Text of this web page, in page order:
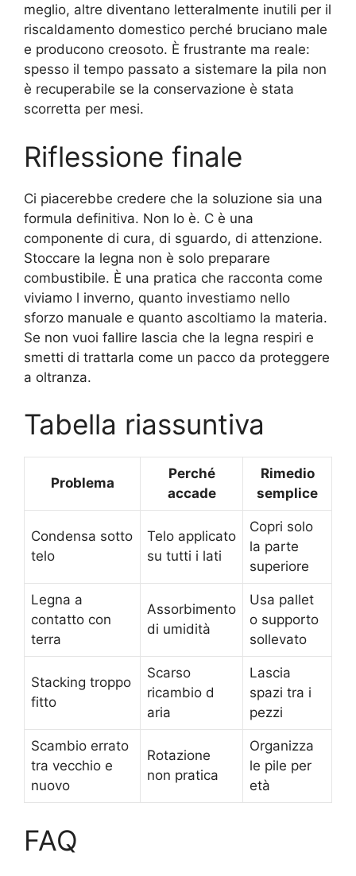
meglio, altre diventano letteralmente inutili per il
riscaldamento domestico perché bruciano male
e producono creosoto. È frustrante ma reale:
spesso il tempo passato a sistemare la pila non
è recuperabile se la conservazione è stata
scorretta per mesi.
Riflessione finale
Ci piacerebbe credere che la soluzione sia una
formula definitiva. Non lo è. C è una
componente di cura, di sguardo, di attenzione.
Stoccare la legna non è solo preparare
combustibile. È una pratica che racconta come
viviamo l inverno, quanto investiamo nello
sforzo manuale e quanto ascoltiamo la materia.
Se non vuoi fallire lascia che la legna respiri e
smetti di trattarla come un pacco da proteggere
a oltranza.
Tabella riassuntiva
Problema
Perché
accade
Rimedio
semplice
Condensa sotto
telo
Telo applicato
su tutti i lati
Copri solo
la parte
superiore
Legna a
contatto con
terra
Assorbimento
di umidità
Usa pallet
o supporto
sollevato
Stacking troppo
fitto
Scarso
ricambio d
aria
Lascia
spazi tra i
pezzi
Scambio errato
tra vecchio e
nuovo
Rotazione
non pratica
Organizza
le pile per
età
FAQ